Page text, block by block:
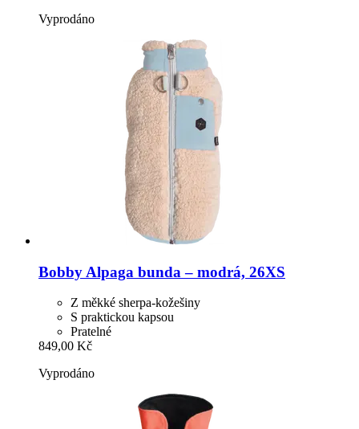
Vyprodáno
Bobby Alpaga bunda – modrá, 26XS
Z měkké sherpa-kožešiny
S praktickou kapsou
Pratelné
849,00 Kč
Vyprodáno